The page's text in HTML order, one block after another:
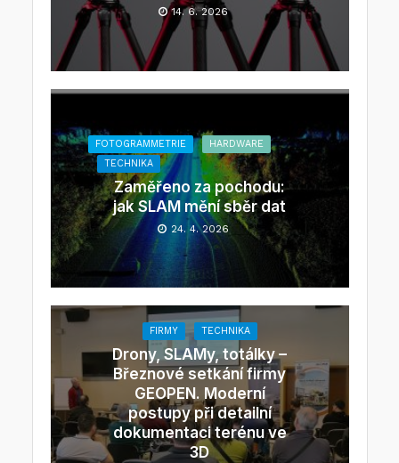
14. 6. 2026
FOTOGRAMMETRIE
HARDWARE
TECHNIKA
Zaměřeno za pochodu:
jak SLAM mění sběr dat
24. 4. 2026
FIRMY TECHNIKA
Drony, SLAMy, totálky –
Březnové setkání firmy
GEOPEN. Moderní
postupy při detailní
dokumentaci terénu ve
3D